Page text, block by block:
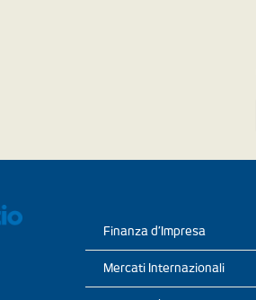
Finanza d’Impresa
Mercati Internazionali